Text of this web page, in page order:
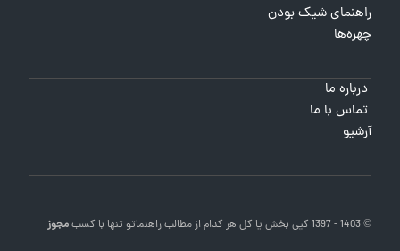
راهنمای شیک بودن
چهره‌ها
درباره ما
تماس با ما
آرشیو
© 1403 - 1397 کپی بخش یا کل هر کدام از مطالب راهنماتو تنها با کسبمجوز